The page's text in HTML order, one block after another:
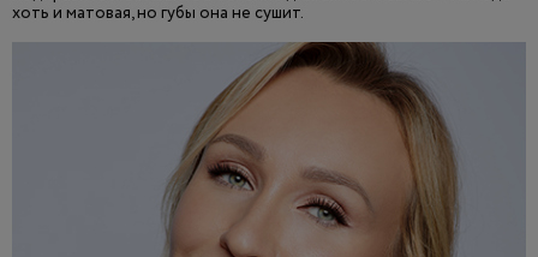
хоть и матовая, но губы она не сушит.